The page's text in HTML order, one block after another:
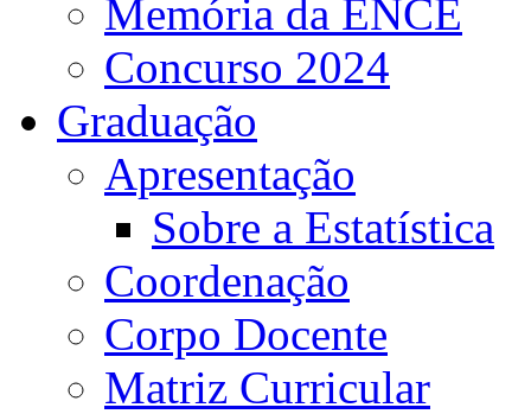
Memória da ENCE
Concurso 2024
Graduação
Apresentação
Sobre a Estatística
Coordenação
Corpo Docente
Matriz Curricular